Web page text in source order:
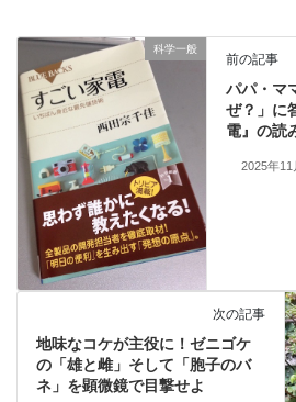
科学一般
前の記事
パパ・マ
ぜ？」に
電』の読
2025年11
次の記事
地味なコケが主役に！ゼニゴケ
の「雄と雌」そして「胞子のバ
ネ」を顕微鏡で目撃せよ